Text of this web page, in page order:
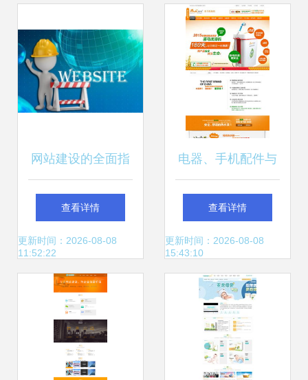
与实践启示
分析
网站建设的全面指
南 打造高效数字化
名片
查看详情
更新时间：2026-08-08
11:52:22
电器、手机配件与
数码网站建设 深度
网营销案例深度解
析
查看详情
更新时间：2026-08-08
15:43:10